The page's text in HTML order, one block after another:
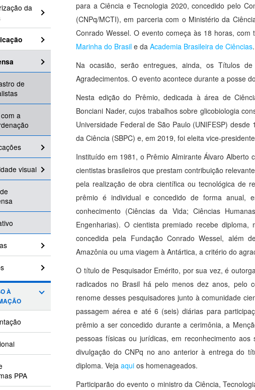
da
de
a
visual
À
PPA
para a Ciência e Tecnologia 2020, concedido pelo
(CNPq/MCTI), em parceria com o Ministério da
Conrado Wessel. O evento começa às 18 horas, com
Marinha do Brasil e da Academia Brasileira de Ciências.
Na ocasião, serão entregues, ainda, os Títulos
Agradecimentos. O evento acontece durante a posse
Nesta edição do Prêmio, dedicada à área de
Bonciani Nader, cujos trabalhos sobre glicobiologia
Universidade Federal de São Paulo (UNIFESP)
da Ciência (SBPC) e, em 2019, foi eleita vice-
Instituído em 1981, o Prêmio Almirante Álvaro
cientistas brasileiros que prestam contribuição
pela realização de obra científica ou tecnológica de
prêmio é individual e concedido de forma anual,
conhecimento (Ciências da Vida; Ciências
Engenharias). O cientista premiado recebe
concedida pela Fundação Conrado Wessel, além
Amazônia ou uma viagem à Antártica, a critério do
O título de Pesquisador Emérito, por sua vez, é
radicados no Brasil há pelo menos dez anos, pelo
renome desses pesquisadores junto à comunidade
passagem aérea e até 6 (seis) diárias para
prêmio a ser concedido durante a cerimônia, a
pessoas físicas ou jurídicas, em reconhecimento
divulgação do CNPq no ano anterior à entrega do
diploma. Veja aqui os homenageados.
Participarão do evento o ministro da Ciência,